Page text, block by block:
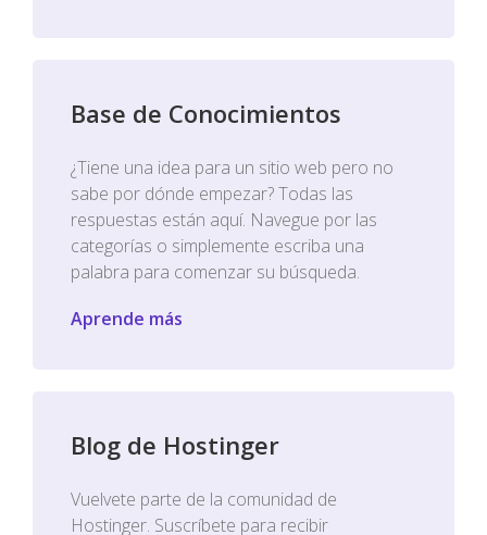
Base de Conocimientos
¿Tiene una idea para un sitio web pero no
sabe por dónde empezar? Todas las
respuestas están aquí. Navegue por las
categorías o simplemente escriba una
palabra para comenzar su búsqueda.
Aprende más
Blog de Hostinger
Vuelvete parte de la comunidad de
Hostinger. Suscríbete para recibir